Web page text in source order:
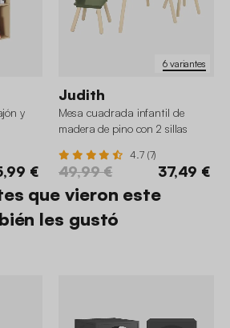
y
€
6 variantes
Judith
Mesa cuadrada infantil de
madera de pino con 2 sillas
4.7 (7)
49,99 € 37,49 €
que vieron este
les gustó